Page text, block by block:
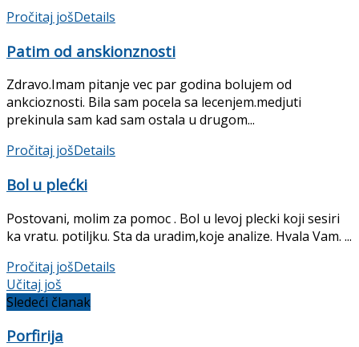
Pročitaj jošDetails
Patim od anskionznosti
Zdravo.Imam pitanje vec par godina bolujem od
ankcioznosti. Bila sam pocela sa lecenjem.medjuti
prekinula sam kad sam ostala u drugom...
Pročitaj jošDetails
Bol u plećki
Postovani, molim za pomoc . Bol u levoj plecki koji sesiri
ka vratu. potiljku. Sta da uradim,koje analize. Hvala Vam. ...
Pročitaj jošDetails
Učitaj još
Sledeći članak
Porfirija